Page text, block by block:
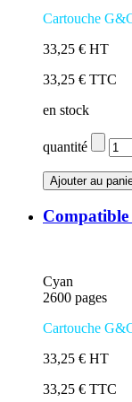
Cartouche
33,25 € HT
33,25 € TTC
en stock
quantité
Cyan
2600 pages
Cartouche
33,25 € HT
33,25 € TTC